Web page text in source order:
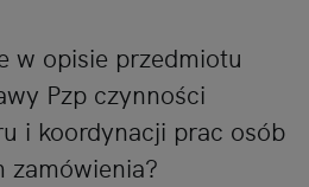
w opisie przedmiotu
Pzp czynności
i koordynacji prac osób